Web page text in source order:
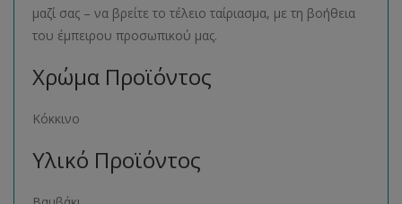
μαζί σας – να βρείτε το τέλειο ταίριασμα, με τη βοήθεια
του έμπειρου προσωπικού μας.
Χρώμα Προϊόντος
Κόκκινο
Υλικό Προϊόντος